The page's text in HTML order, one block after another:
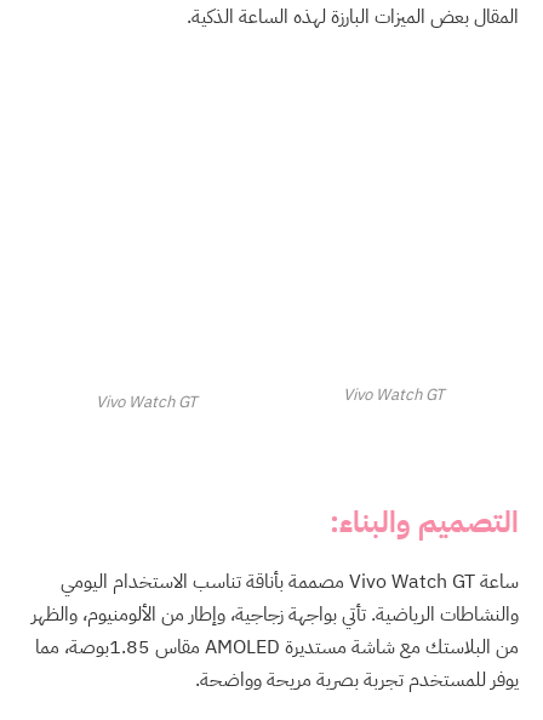
المقال بعض الميزات البارزة لهذه الساعة الذكية.
Vivo Watch GT
Vivo Watch GT
التصميم والبناء:
ساعة Vivo Watch GT مصممة بأناقة تناسب الاستخدام اليومي
والنشاطات الرياضية. تأتي بواجهة زجاجية، وإطار من الألومنيوم، والظهر
من البلاستك مع شاشة مستديرة AMOLED مقاس 1.85بوصة، مما
يوفر للمستخدم تجربة بصرية مريحة وواضحة.